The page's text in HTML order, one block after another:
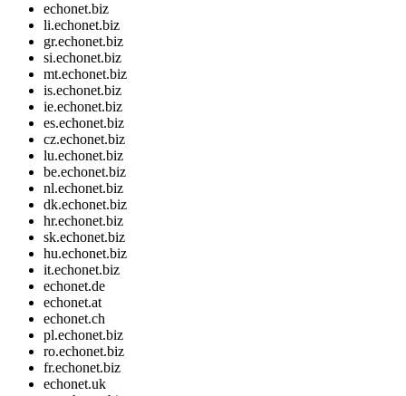
echonet.biz
li.echonet.biz
gr.echonet.biz
si.echonet.biz
mt.echonet.biz
is.echonet.biz
ie.echonet.biz
es.echonet.biz
cz.echonet.biz
lu.echonet.biz
be.echonet.biz
nl.echonet.biz
dk.echonet.biz
hr.echonet.biz
sk.echonet.biz
hu.echonet.biz
it.echonet.biz
echonet.de
echonet.at
echonet.ch
pl.echonet.biz
ro.echonet.biz
fr.echonet.biz
echonet.uk